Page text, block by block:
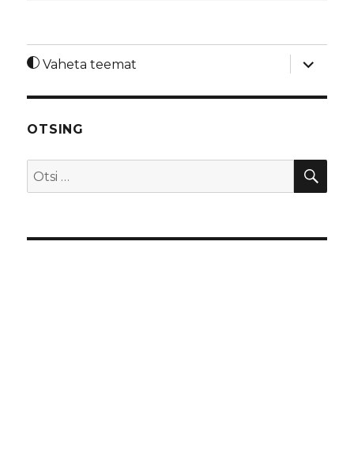
Vaheta teemat
laienda
OTSING
Otsi: